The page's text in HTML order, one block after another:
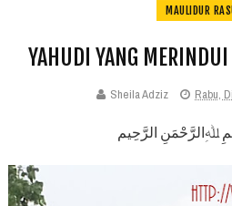
MAULIDUR
YAHUDI YANG
Sheila Adziz Rabu,
ﷲِالرَّحْمَنِ الرَّحِيم